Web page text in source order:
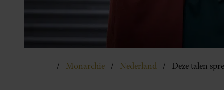
Monarchie Nederland Deze talen